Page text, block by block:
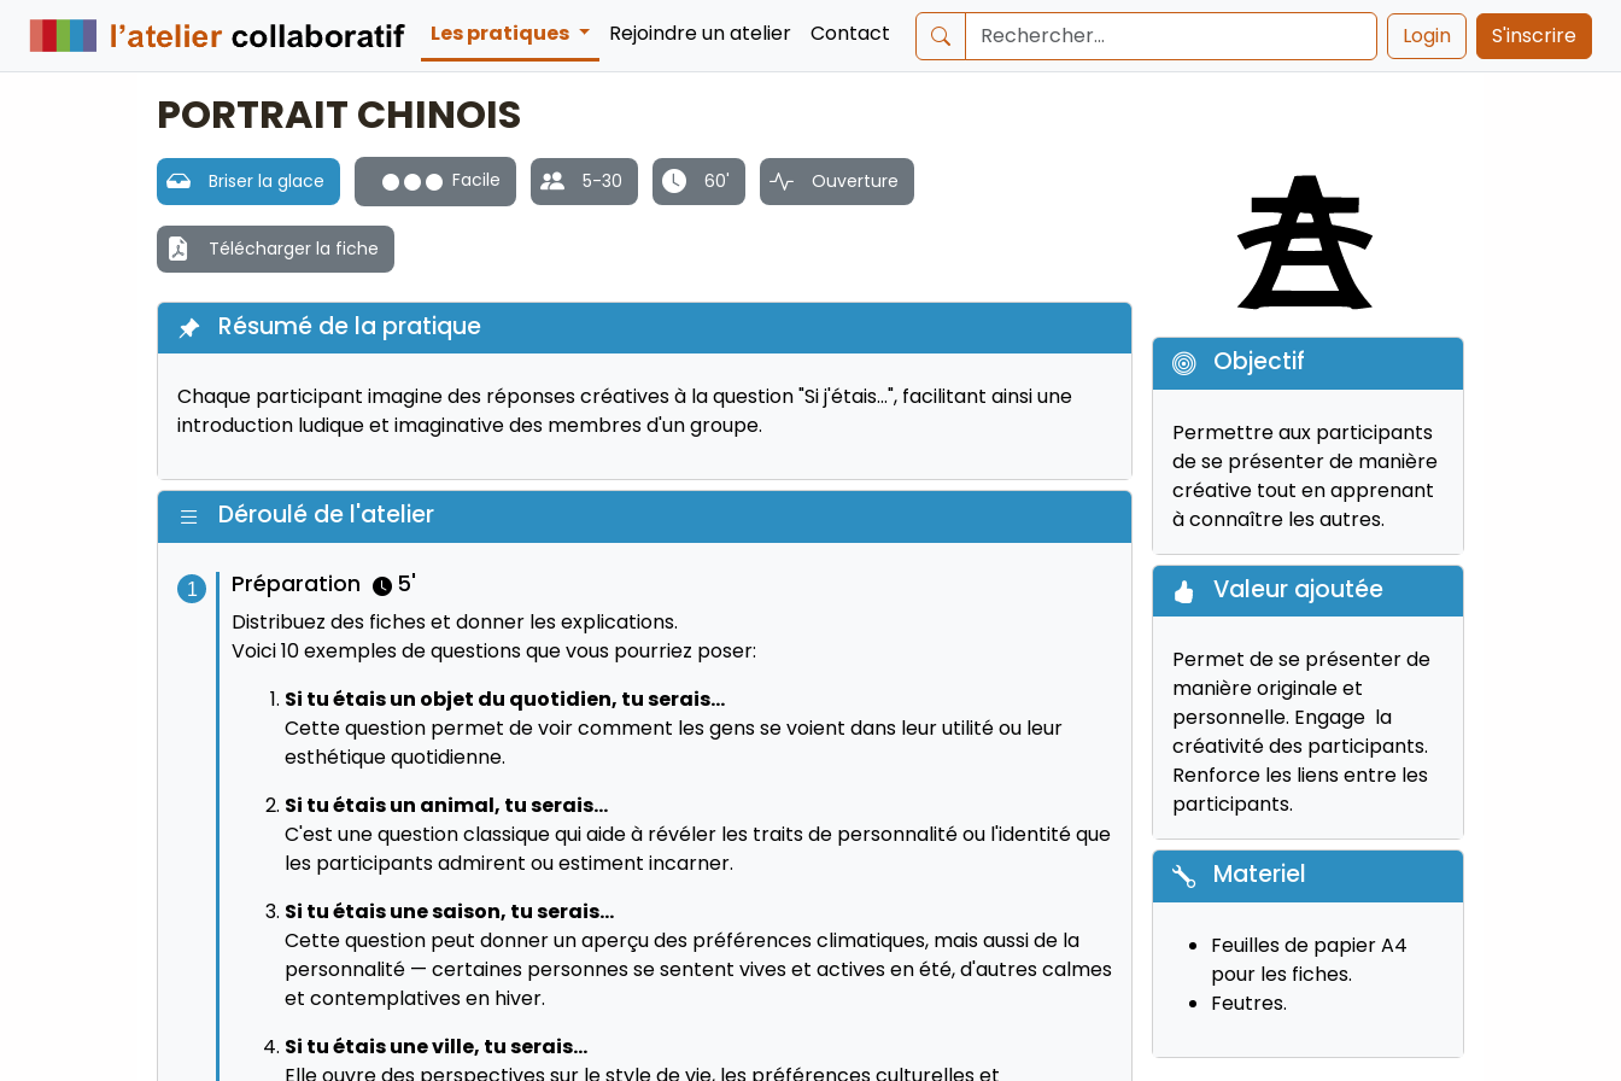
Les pratiques Rejoindre un atelier Contact Login S'inscrire
PORTRAIT CHINOIS
Objectif
Permettre aux participants
de se présenter de manière
créative tout en apprenant
à connaître les autres.
Valeur ajoutée
Permet de se présenter de
manière originale et
personnelle. Engage la
créativité des participants.
Renforce les liens entre les
participants.
Materiel
Feuilles de papier A4
pour les fiches.
Feutres.
Briser la glace Facile 5-30 60' Ouverture
Télécharger la fiche
Résumé de la pratique
Chaque participant imagine des réponses créatives à la question "Si j'étais...", facilitant ainsi une
introduction ludique et imaginative des membres d'un groupe.
Déroulé de l'atelier
Préparation 5'
Distribuez des fiches et donner les explications.
Voici 10 exemples de questions que vous pourriez poser:
Si tu étais un objet du quotidien, tu serais...
Cette question permet de voir comment les gens se voient dans leur utilité ou leur
esthétique quotidienne.
Si tu étais un animal, tu serais...
C'est une question classique qui aide à révéler les traits de personnalité ou l'identité que
les participants admirent ou estiment incarner.
Si tu étais une saison, tu serais...
Cette question peut donner un aperçu des préférences climatiques, mais aussi de la
personnalité — certaines personnes se sentent vives et actives en été, d'autres calmes
et contemplatives en hiver.
Si tu étais une ville, tu serais...
Elle ouvre des perspectives sur le style de vie, les préférences culturelles et